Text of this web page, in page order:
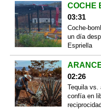
COCHE
03:31
Coche-
un día
Espriella
02:26
Tequila vs.
confía en